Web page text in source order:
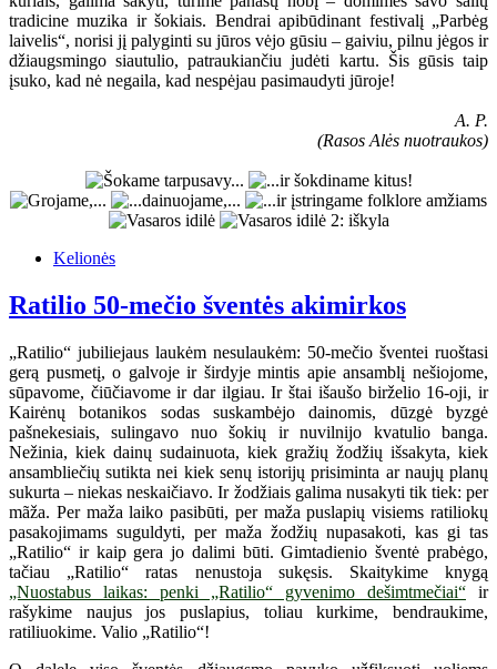
tradicine muzika ir šokiais. Bendrai apibūdinant festivalį „Parbėg
laivelis“, norisi jį palyginti su jūros vėjo gūsiu – gaiviu, pilnu jėgos ir
džiaugsmingo siautulio, patraukiančiu judėti kartu. Šis gūsis taip
įsuko, kad nė negaila, kad nespėjau pasimaudyti jūroje!
A. P.
(Rasos Alės nuotraukos)
Kelionės
Ratilio 50-mečio šventės akimirkos
„Ratilio“ jubiliejaus laukėm nesulaukėm: 50-mečio šventei ruoštasi
gerą pusmetį, o galvoje ir širdyje mintis apie ansamblį nešiojome,
sūpavome, čiūčiavome ir dar ilgiau. Ir štai išaušo birželio 16-oji, ir
Kairėnų botanikos sodas suskambėjo dainomis, dūzgė byzgė
pašnekesiais, sulingavo nuo šokių ir nuvilnijo kvatulio banga.
Nežinia, kiek dainų sudainuota, kiek gražių žodžių išsakyta, kiek
ansambliečių sutikta nei kiek senų istorijų prisiminta ar naujų planų
sukurta – niekas neskaičiavo. Ir žodžiais galima nusakyti tik tiek: per
mãža. Per maža laiko pasibūti, per maža puslapių visiems ratiliokų
pasakojimams suguldyti, per maža žodžių nupasakoti, kas gi tas
„Ratilio“ ir kaip gera jo dalimi būti. Gimtadienio šventė prabėgo,
tačiau „Ratilio“ ratas nenustoja sukęsis. Skaitykime knygą
„Nuostabus laikas: penki „Ratilio“ gyvenimo dešimtmečiai“ ir
rašykime naujus jos puslapius, toliau kurkime, bendraukime,
ratiliuokime. Valio „Ratilio“!